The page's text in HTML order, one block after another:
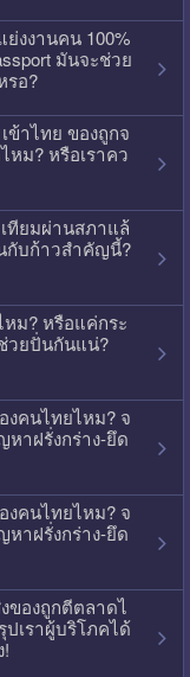
ย่งงานคน 100%
มันจะช่วย
รอ?
ข้าไทย ของถูกจ
หม? หรือเราคว
ทียมผ่านสภาแล้
กับก้าวสำคัญนี้?
หม? หรือแค่กระ
วยปั่นกันแน่?
งคนไทยไหม? จ
หาฝรั่งกร่าง-ยึด
งคนไทยไหม? จ
หาฝรั่งกร่าง-ยึด
ของถูกตีตลาดไ
ปเราผู้บริโภคได้